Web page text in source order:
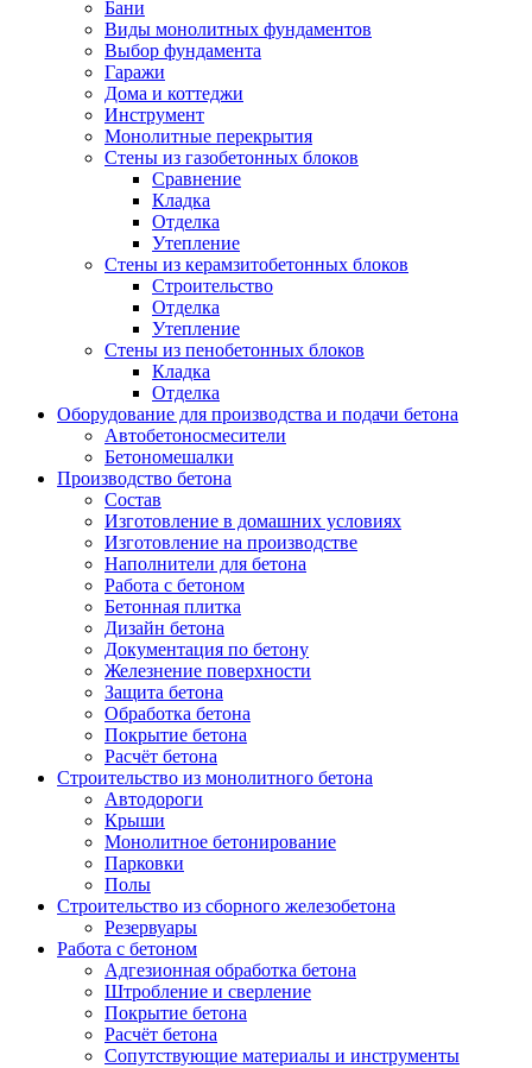
Бани
Виды монолитных фундаментов
Выбор фундамента
Гаражи
Дома и коттеджи
Инструмент
Монолитные перекрытия
Стены из газобетонных блоков
Сравнение
Кладка
Отделка
Утепление
Стены из керамзитобетонных блоков
Строительство
Отделка
Утепление
Стены из пенобетонных блоков
Кладка
Отделка
Оборудование для производства и подачи бетона
Автобетоносмесители
Бетономешалки
Производство бетона
Состав
Изготовление в домашних условиях
Изготовление на производстве
Наполнители для бетона
Работа с бетоном
Бетонная плитка
Дизайн бетона
Документация по бетону
Железнение поверхности
Защита бетона
Обработка бетона
Покрытие бетона
Расчёт бетона
Строительство из монолитного бетона
Автодороги
Крыши
Монолитное бетонирование
Парковки
Полы
Строительство из сборного железобетона
Резервуары
Работа с бетоном
Адгезионная обработка бетона
Штробление и сверление
Покрытие бетона
Расчёт бетона
Сопутствующие материалы и инструменты